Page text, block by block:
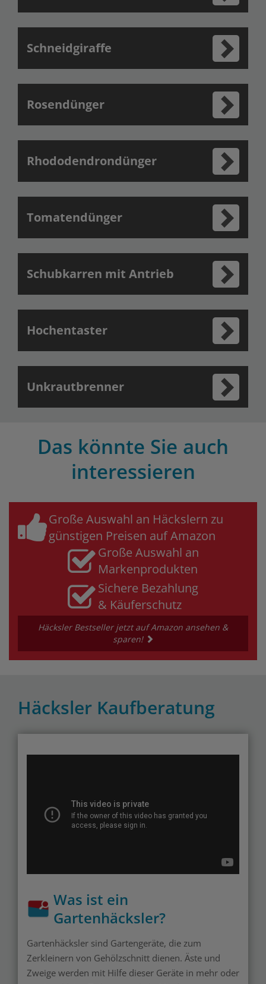
Schneidgiraffe
Rosendünger
Rhododendrondünger
Tomatendünger
Schubkarren mit Antrieb
Hochentaster
Unkrautbrenner
Das könnte Sie auch
interessieren
Große Auswahl an Häckslern zu
günstigen Preisen auf Amazon
Große Auswahl an
Markenprodukten
Sichere Bezahlung
& Käuferschutz
Häcksler Bestseller jetzt auf Amazon ansehen &
sparen!
Häcksler Kaufberatung
Was ist ein
Gartenhäcksler?
Gartenhäcksler sind Gartengeräte, die zum
Zerkleinern von Gehölzschnitt dienen. Äste und
Zweige werden mit Hilfe dieser Geräte in mehr oder